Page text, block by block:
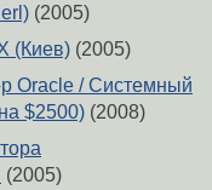
(2005)
(Киев) (2005)
Oracle / Системный
$2500) (2008)
(2005)